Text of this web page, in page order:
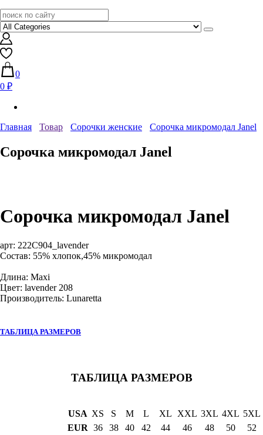
0
0 ₽
Главная Товар Сорочки женские Сорочка микромодал Janel
Сорочка микромодал Janel
Сорочка микромодал Janel
арт: 222C904_lavender
Состав: 55% хлопок,45% микромодал
Длина: Maxi
Цвет: lavender 208
Производитель: Lunaretta
ТАБЛИЦА РАЗМЕРОВ
ТАБЛИЦА РАЗМЕРОВ
USA XS S M L XL XXL 3XL 4XL 5XL
EUR 36 38 40 42 44 46 48 50 52